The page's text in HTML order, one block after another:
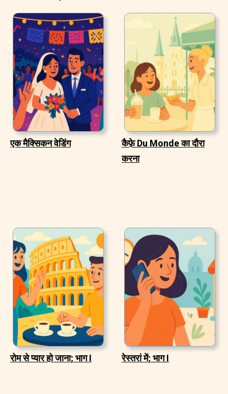
एक मैक्सिकन वेडिंग
कैफ़े Du Monde का दौरा
करना
रोम से प्यार हो जाना; भाग I रेस्तरां में; भाग I